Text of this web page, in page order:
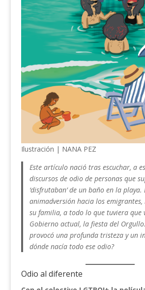
Ilustración | NANA PEZ
Este artículo nació tras escuchar, a
discursos de odio de personas que
‘disfrutaban’ de un baño en la
animadversión hacia los emigrantes,
su familia, a todo lo que tuviera que
Gobierno actual, la fiesta del
provocó una profunda tristeza y un
dónde nacía todo ese odio?
Odio al diferente